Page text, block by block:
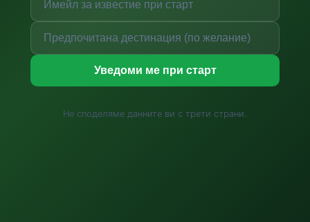
Уведоми ме при старт
Не споделяме данните ви с трети страни.